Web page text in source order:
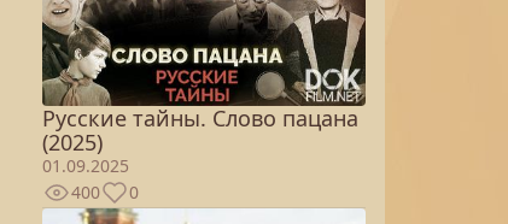
Русские тайны. Слово пацана
(2025)
01.09.2025
400
0